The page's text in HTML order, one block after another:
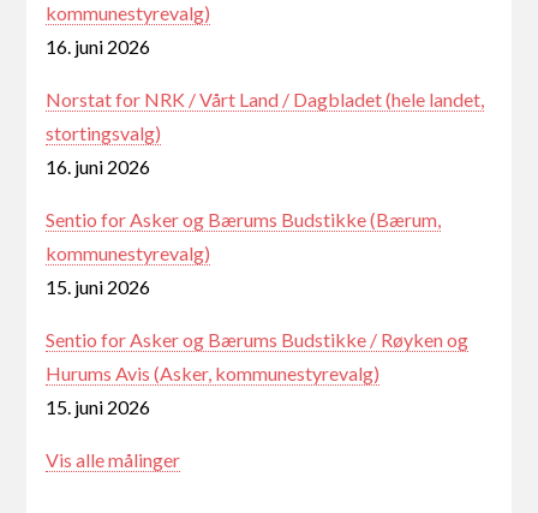
kommunestyrevalg)
16. juni 2026
Norstat for NRK / Vårt Land / Dagbladet (hele landet,
stortingsvalg)
16. juni 2026
Sentio for Asker og Bærums Budstikke (Bærum,
kommunestyrevalg)
15. juni 2026
Sentio for Asker og Bærums Budstikke / Røyken og
Hurums Avis (Asker, kommunestyrevalg)
15. juni 2026
Vis alle målinger